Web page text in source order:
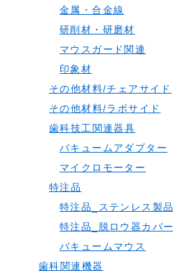
金属・合金線
研削材・研磨材
マウスガード関連
印象材
その他材料/チェアサイド
その他材料/ラボサイド
歯科技工関連器具
バキュームアダプター
マイクロモーター
特注品
特注品_ステンレス製品
特注品_脱ロウ器カバー
バキュームマウス
歯科関連機器